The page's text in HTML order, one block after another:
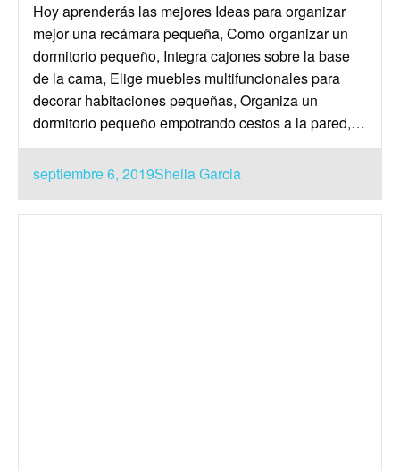
Hoy aprenderás las mejores Ideas para organizar
mejor una recámara pequeña, Como organizar un
dormitorio pequeño, Integra cajones sobre la base
de la cama, Elige muebles multifuncionales para
decorar habitaciones pequeñas, Organiza un
dormitorio pequeño empotrando cestos a la pared,…
Publicado
el
septiembre 6, 2019Sheila Garcia